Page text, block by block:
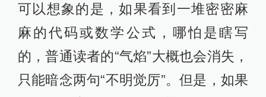
可以想象的是，如果看到一堆密密麻
麻的代码或数学公式，哪怕是瞎写
的，普通读者的“气焰”大概也会消失，
只能暗念两句“不明觉厉”。但是，如果